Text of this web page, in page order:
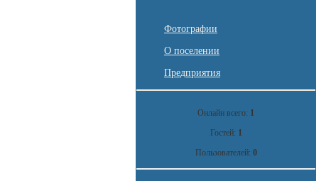
Фотографии
О поселении
Предприятия
Онлайн всего: 1
Гостей: 1
Пользователей: 0